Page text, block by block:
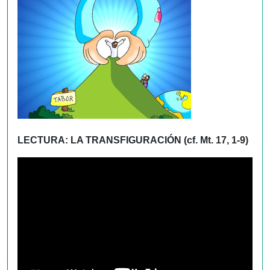
LECTURA: LA TRANSFIGURACIÓN (cf. Mt. 17, 1-9)